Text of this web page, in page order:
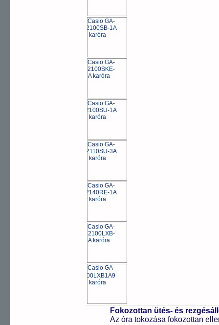
Fokozottan ütés- és
Az óra tokozása fokozottan